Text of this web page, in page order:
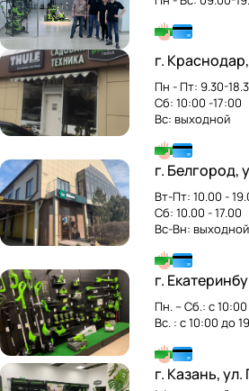
г.
Пн - Пт: 9.30-
Сб: 10:00 -17:00
Вс: выходной
г. Белгород,
Вт-Пт: 10.00 -
Сб: 10.00 - 17.00
Вс-Вн: выходной
г.
Пн. – Cб.: с
Вс. : с 10:00 до
г. Казань,